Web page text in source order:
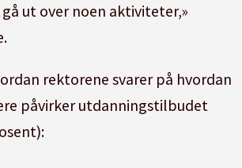
ut over noen aktiviteter,»
rektorene svarer på hvordan
påvirker utdanningstilbudet